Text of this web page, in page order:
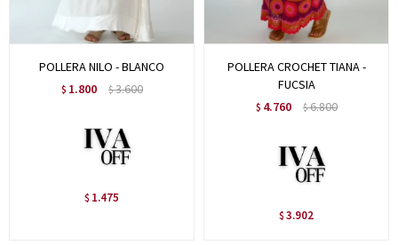
POLLERA NILO - BLANCO
$ 1.800 $3.600
$ 1.475
POLLERA CROCHET TIANA -
FUCSIA
$ 4.760 $6.800
$ 3.902